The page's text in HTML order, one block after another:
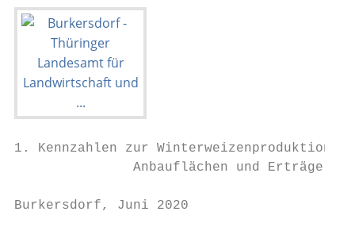
1. Kennzahlen zur Winterweizenproduktion
Anbauflächen und Erträge in
Burkersdorf, Juni 2020